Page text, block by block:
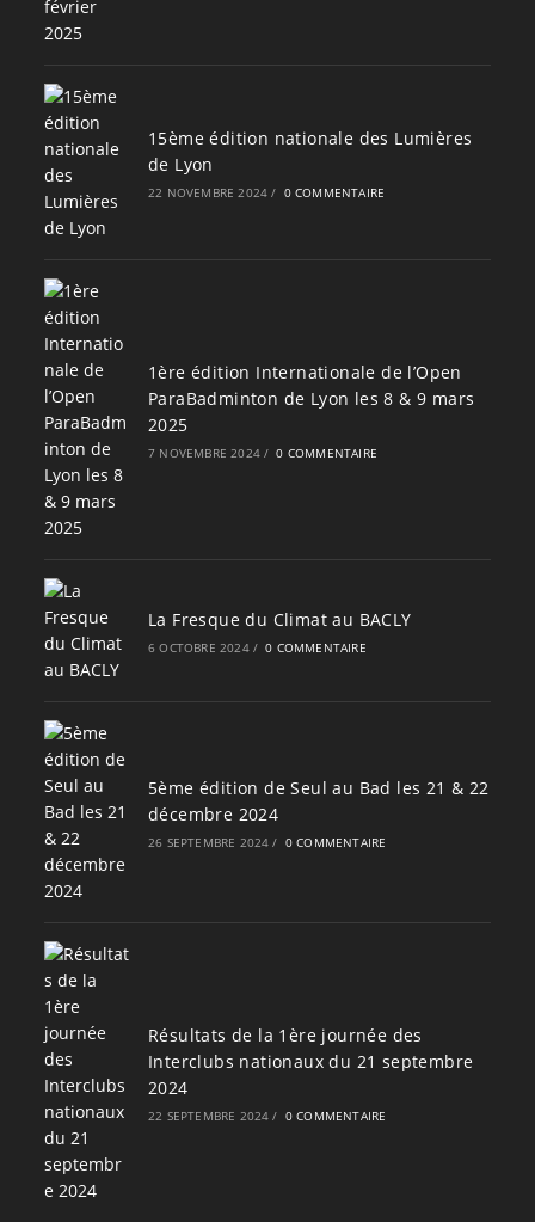
15ème édition nationale des Lumières
de Lyon
22 NOVEMBRE 2024 / 0 COMMENTAIRE
1ère édition Internationale de l’Open
ParaBadminton de Lyon les 8 & 9 mars
2025
7 NOVEMBRE 2024 / 0 COMMENTAIRE
La Fresque du Climat au BACLY
6 OCTOBRE 2024 / 0 COMMENTAIRE
5ème édition de Seul au Bad les 21 & 22
décembre 2024
26 SEPTEMBRE 2024 / 0 COMMENTAIRE
Résultats de la 1ère journée des
Interclubs nationaux du 21 septembre
2024
22 SEPTEMBRE 2024 / 0 COMMENTAIRE